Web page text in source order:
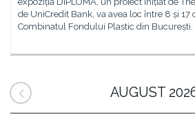
de UniCredit Bank, va avea loc între 8 și 17
Combinatul Fondului Plastic din
AUGUST